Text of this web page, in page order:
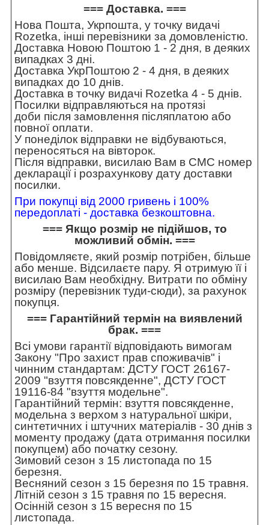
=== Доставка. ===
Нова Пошта, Укрпошта, у точку видачі
Rozetka, інші перевізники за домовленістю.
Доставка Новою Поштою 1 - 2 дня, в деяких
випадках 3 дні.
Доставка УкрПоштою 2 - 4 дня, в деяких
випадках до 10 днів.
Доставка в точку видачі Rozetka 4 - 5 днів.
Посилки відправляються на протязі
доби після замовлення післяплатою або
повної оплати.
У понеділок відправки не відбуваються,
переносяться на вівторок.
Після відправки, висилаю Вам в СМС номер
декларації і розрахункову дату доставки
посилки.
При покупці від 2000 гривень і 100%
передоплаті - доставка безкоштовна.
=== Якщо розмір не підійшов, то
можливий обмін. ===
Повідомляєте, який розмір потрібен, більше
або менше. Відсилаєте пару. Я отримую її і
висилаю Вам необхідну. Витрати по обміну
розміру (перевізник туди-сюди), за рахунок
покупця.
=== Гарантійний термін на виявлений
брак. ===
Всі умови гарантії відповідають вимогам
Закону "Про захист прав споживачів" і
чинним стандартам: ДСТУ ГОСТ 26167-
2009 "взуття повсякденне", ДСТУ ГОСТ
19116-84 "взуття модельне".
Гарантійний термін: взуття повсякденне,
модельна з верхом з натуральної шкіри,
синтетичних і штучних матеріалів - 30 днів з
моменту продажу (дата отримання посилки
покупцем) або початку сезону.
Зимовий сезон з 15 листопада по 15
березня.
Весняний сезон з 15 березня по 15 травня.
Літній сезон з 15 травня по 15 вересня.
Осінній сезон з 15 вересня по 15
листопада.